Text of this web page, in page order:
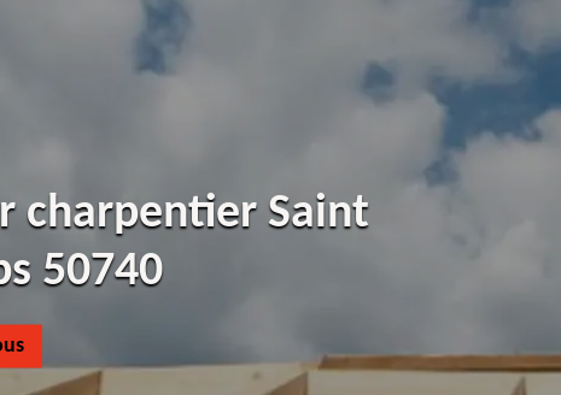
charpentier Saint
50740